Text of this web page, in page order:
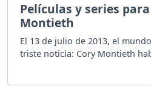
Películas y series
Montieth
El 13 de julio de 2013, el
triste noticia: Cory Montieth